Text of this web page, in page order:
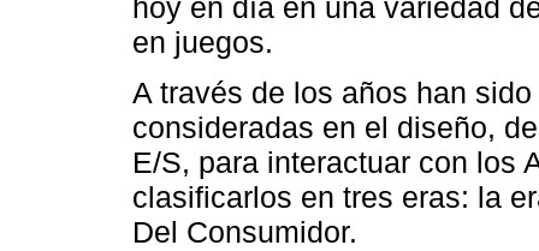
hoy en día en una variedad
en juegos.
A través de los años han
consideradas en el diseño,
E/S, para interactuar con los
clasificarlos en tres eras: la
Del Consumidor.